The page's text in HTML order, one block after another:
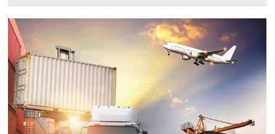
Ненецкий АО
Нижегородская область
Новгородская область
Новосибирская область
Омская область